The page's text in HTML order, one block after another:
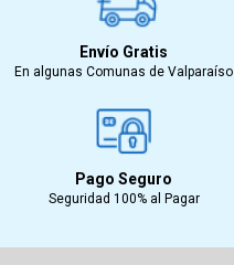
Envío Gratis
En algunas Comunas de Valparaíso
Pago Seguro
Seguridad 100% al Pagar